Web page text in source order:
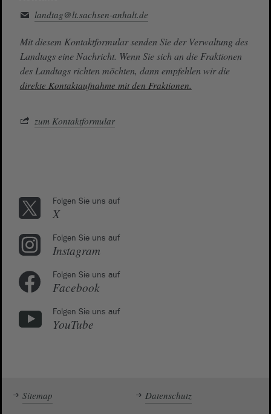
landtag@lt.sachsen-anhalt.de
Mit diesem Kontaktformular senden Sie der Verwaltung des
Landtags eine Nachricht. Wenn Sie sich an die Fraktionen
des Landtags richten möchten, dann empfehlen wir die
direkte Kontaktaufnahme mit den Fraktionen.
zum Kontaktformular
Folgen Sie uns auf
X
Folgen Sie uns auf
Instagram
Folgen Sie uns auf
Facebook
Folgen Sie uns auf
YouTube
Sitemap Datenschutz